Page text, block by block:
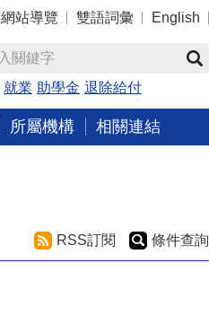
網站導覽 雙語詞彙 English
就業 助學金 退除給付
所屬機構 相關連結
RSS訂閱 條件查詢